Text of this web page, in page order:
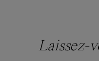
Laissez-